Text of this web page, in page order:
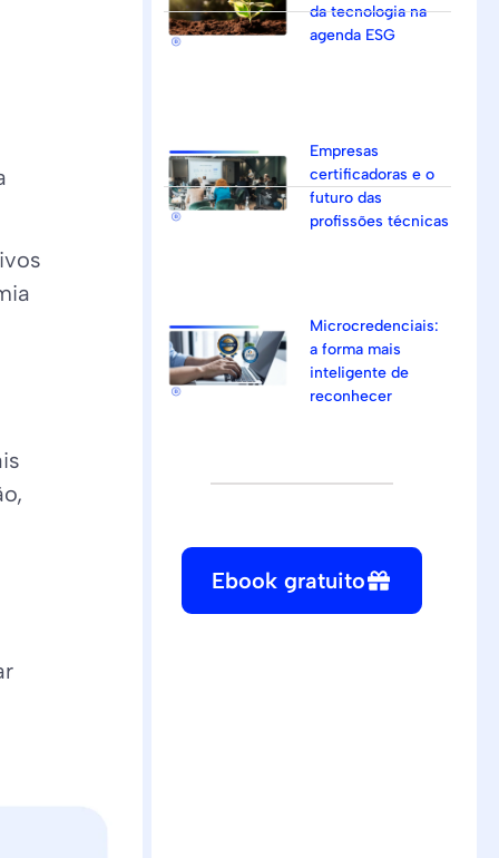
da tecnologia na
agenda ESG
Empresas
certificadoras e o
futuro das
profissões técnicas
Microcredenciais:
a forma mais
inteligente de
reconhecer
Ebook gratuito